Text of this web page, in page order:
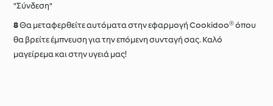
"Σύνδεση"
Θα μεταφερθείτε αυτόματα στην εφαρμογή Cookidoo® όπου
θα βρείτε έμπνευση για την επόμενη συνταγή σας. Καλό
μαγείρεμα και στην υγειά μας!